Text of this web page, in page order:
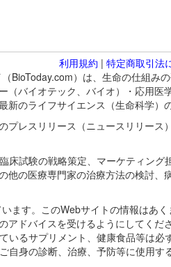
利用規約 | 特定商取引法
BioToday.com）は、生命の仕組み
バイオテック、バイオ）・応用
のライフサイエンス（生命科学）
プレスリリース（ニュースリリー
試験の戦略策定、マーケティン
の医療専門家の治療方法の検討
ます。このWebサイトの情報はあ
アドバイスを受けるようにしてく
いるサプリメント、健康食品等は
自身の診断、治療、予防等に使用